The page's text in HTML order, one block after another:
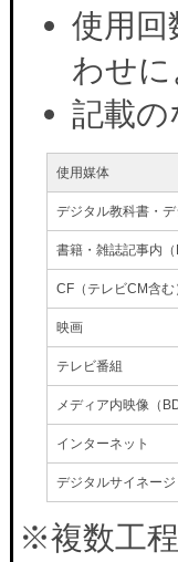
使用
わせ
記載
使用媒体
デジタル教科書・
書籍・雑誌記事内
CF（テレビCM含む
映画
テレビ番組
メディア内映像（
インターネット
デジタルサイネージ
※複数工